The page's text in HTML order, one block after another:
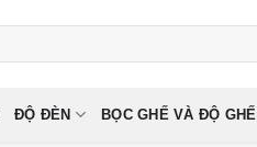
ĐỘ ĐÈN BỌC GHẾ VÀ ĐỘ GHẾ